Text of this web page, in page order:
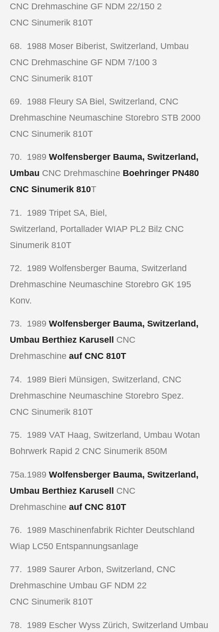
CNC Drehmaschine GF NDM 22/150 2
CNC Sinumerik 810T
68. 1988 Moser Biberist, Switzerland, Umbau
CNC Drehmaschine GF NDM 7/100 3
CNC Sinumerik 810T
69. 1988 Fleury SA Biel, Switzerland, CNC
Drehmaschine Neumaschine Storebro STB 2000
CNC Sinumerik 810T
70. 1989 Wolfensberger Bauma, Switzerland,
Umbau CNC Drehmaschine Boehringer PN480
CNC Sinumerik 810T
71. 1989 Tripet SA, Biel,
Switzerland, Portallader WIAP PL2 Bilz CNC
Sinumerik 810T
72. 1989 Wolfensberger Bauma, Switzerland
Drehmaschine Neumaschine Storebro GK 195
Konv.
73. 1989 Wolfensberger Bauma, Switzerland,
Umbau Berthiez Karusell CNC
Drehmaschine auf CNC 810T
74. 1989 Bieri Münsigen, Switzerland, CNC
Drehmaschine Neumaschine Storebro Spez.
CNC Sinumerik 810T
75. 1989 VAT Haag, Switzerland, Umbau Wotan
Bohrwerk Rapid 2 CNC Sinumerik 850M
75a.1989 Wolfensberger Bauma, Switzerland,
Umbau Berthiez Karusell CNC
Drehmaschine auf CNC 810T
76. 1989 Maschinenfabrik Richter Deutschland
Wiap LC50 Entspannungsanlage
77. 1989 Saurer Arbon, Switzerland, CNC
Drehmaschine Umbau GF NDM 22
CNC Sinumerik 810T
78. 1989 Escher Wyss Zürich, Switzerland Umbau